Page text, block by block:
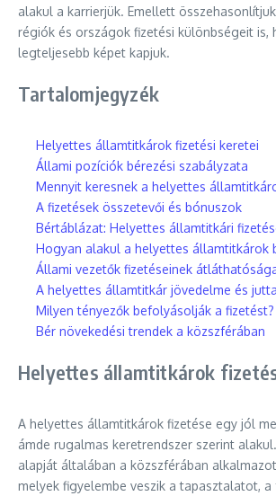
alakul a karrierjük. Emellett
régiók és országok fizetési különbségeit is,
legteljesebb képet kapjuk.
Tartalomjegyzék
Helyettes államtitkárok fizetési keretei
Állami pozíciók bérezési szabályzata
Mennyit keresnek a helyettes
A fizetések összetevői és bónuszok
Bértáblázat: Helyettes államtitkári
Hogyan alakul a helyettes államtitkárok
Állami vezetők fizetéseinek
A helyettes államtitkár jövedelme és
Milyen tényezők befolyásolják a fizetést?
Bér növekedési trendek a közszférában
Helyettes államtitkárok
A helyettes államtitkárok fizetése egy jól
ámde rugalmas keretrendszer szerint
alapját általában a közszférában
melyek figyelembe veszik a tapasztalatot, a